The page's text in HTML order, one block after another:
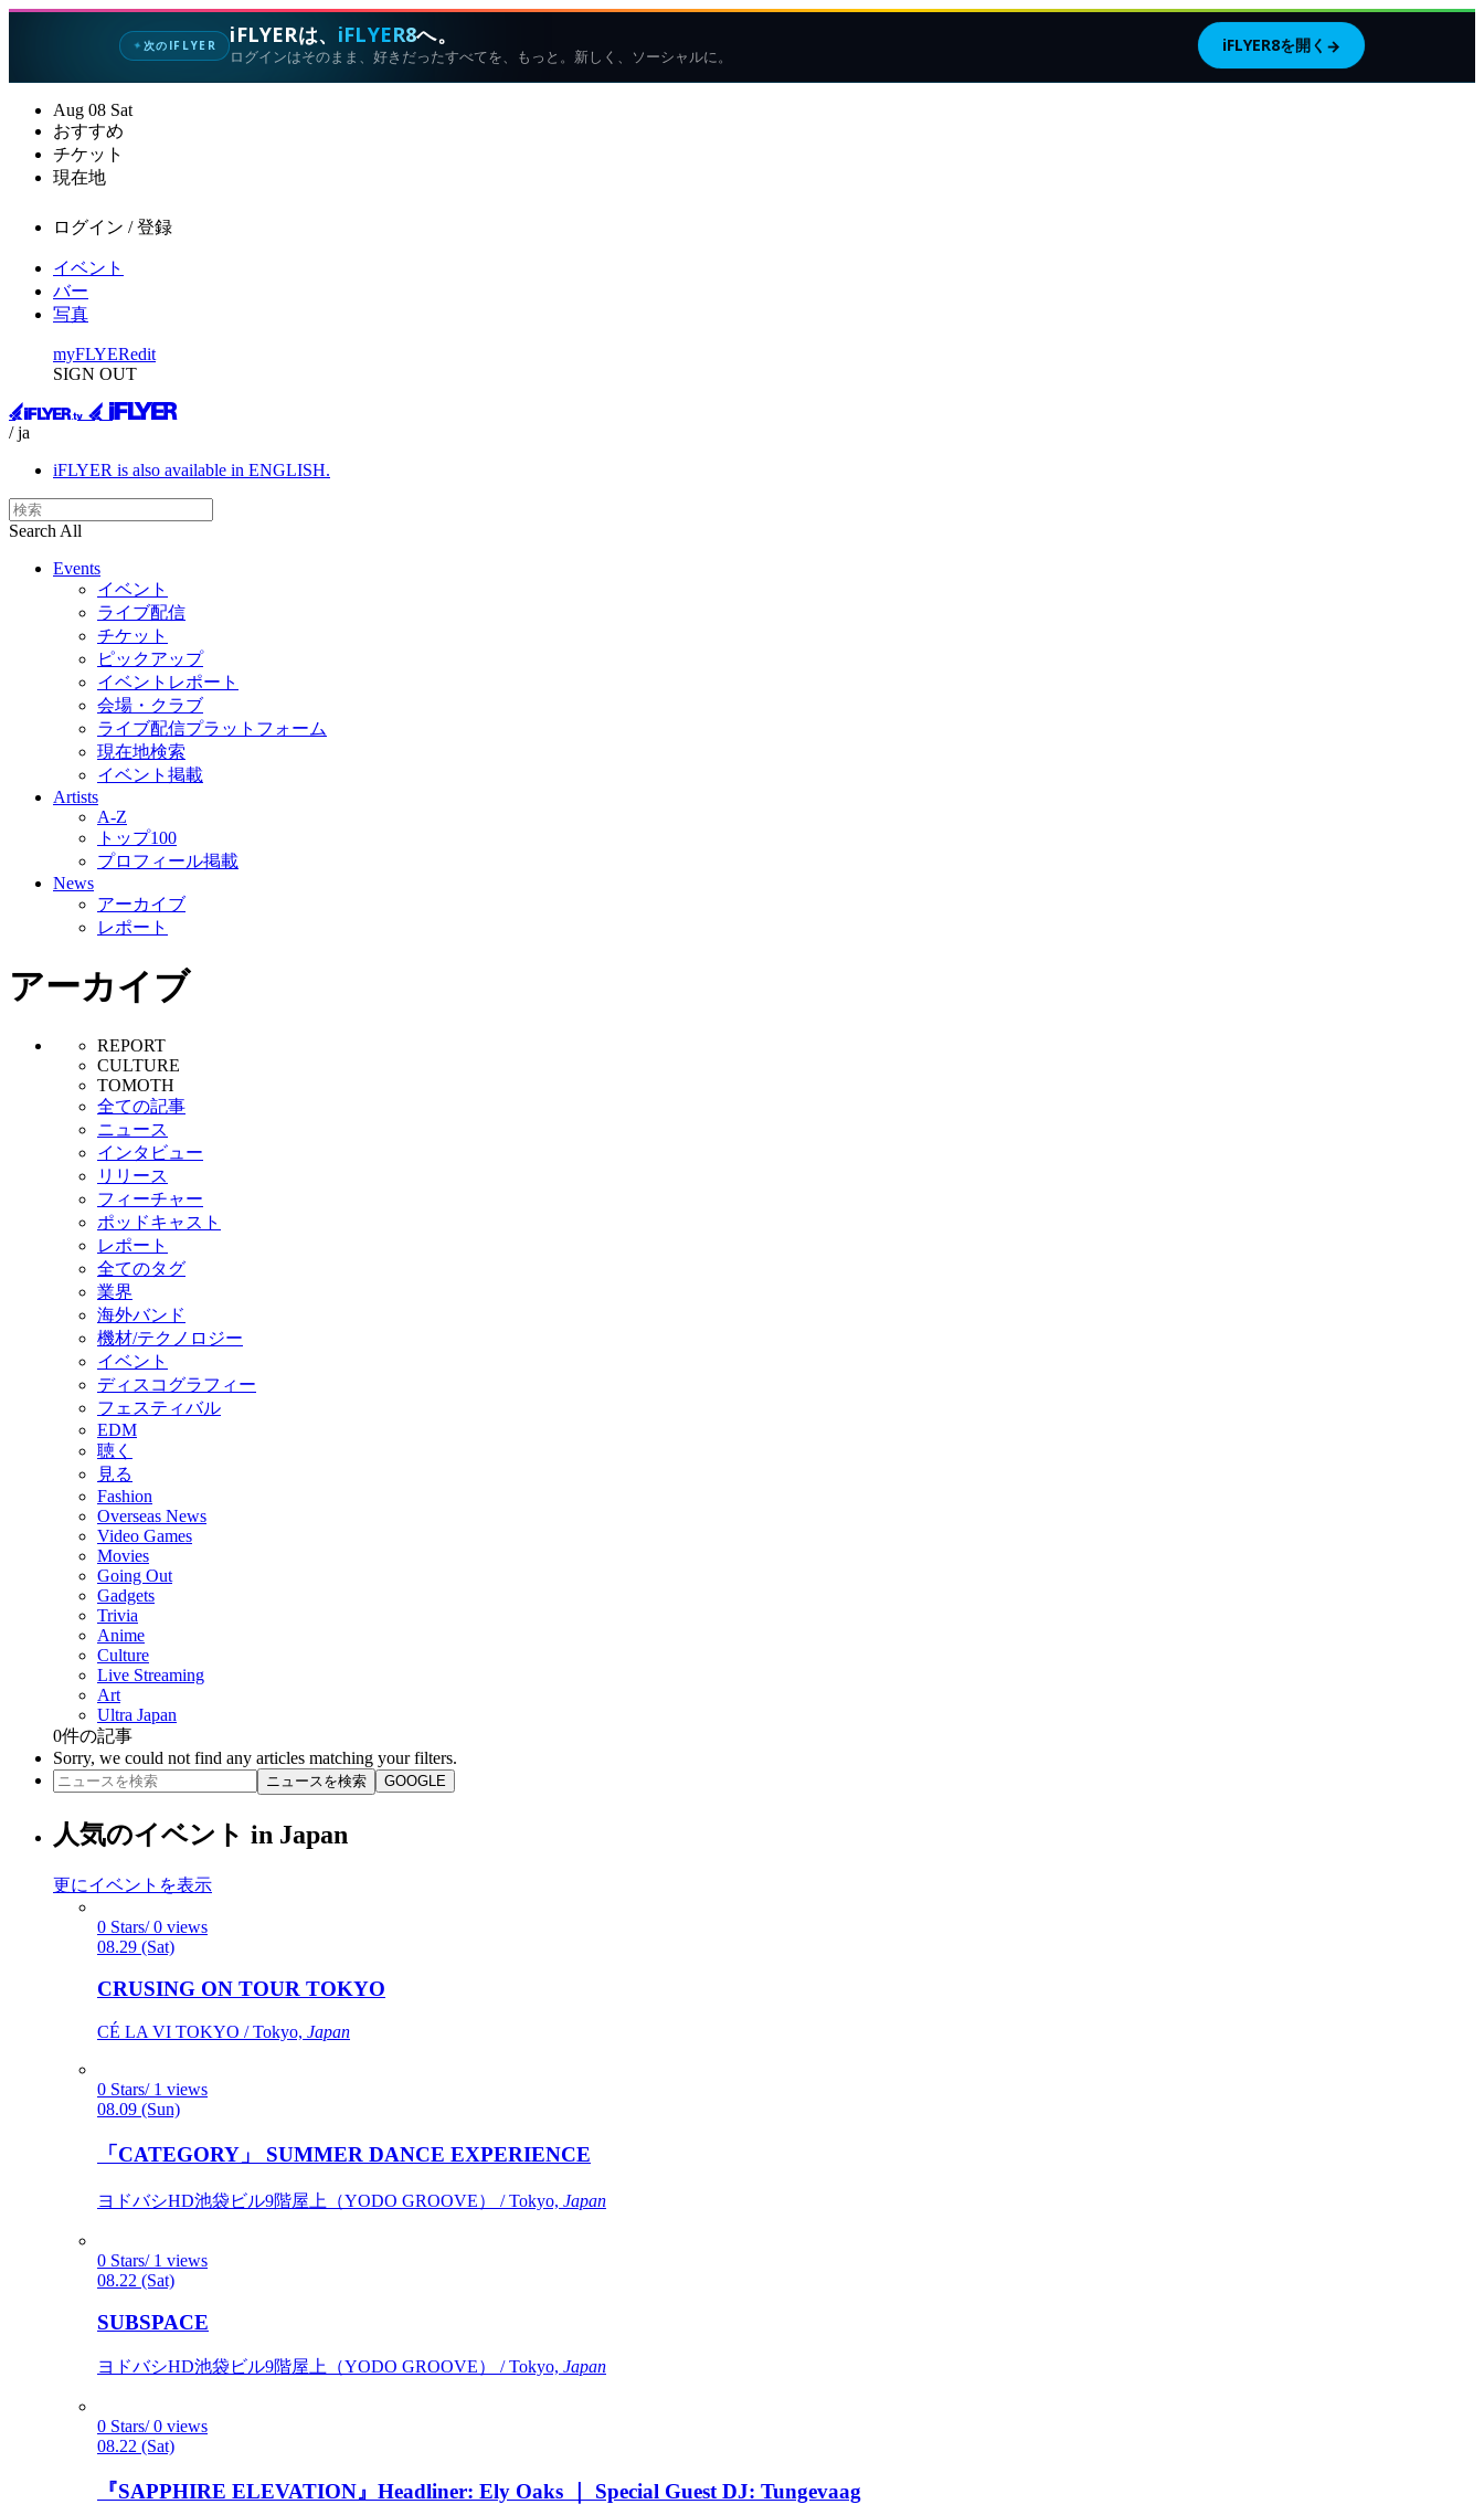
✦次のIFLYER iFLYERは、 iFLYER8へ。
ログインはそのまま、好きだったすべてを、もっと。新しく、ソーシャルに。
iFLYER8を開く →
Aug 08 Sat
おすすめ
チケット
現在地
ログイン / 登録
イベント
バー
写真
myFLYERedit
SIGN OUT
/ ja
iFLYER is also available in ENGLISH.
Search All
Events
イベント
ライブ配信
チケット
ピックアップ
イベントレポート
会場・クラブ
ライブ配信プラットフォーム
現在地検索
イベント掲載
Artists
A-Z
トップ100
プロフィール掲載
News
アーカイブ
レポート
アーカイブ
REPORT
CULTURE
TOMOTH
全ての記事
ニュース
インタビュー
リリース
フィーチャー
ポッドキャスト
レポート
全てのタグ
業界
海外バンド
機材/テクノロジー
イベント
ディスコグラフィー
フェスティバル
EDM
聴く
見る
Fashion
Overseas News
Video Games
Movies
Going Out
Gadgets
Trivia
Anime
Culture
Live Streaming
Art
Ultra Japan
0件の記事
Sorry, we could not find any articles matching your filters.
ニュースを検索 GOOGLE
人気のイベント in Japan
更にイベントを表示
0 Stars/ 0 views
08.29 (Sat)
CRUSING ON TOUR TOKYO
CÉ LA VI TOKYO / Tokyo, Japan
0 Stars/ 1 views
08.09 (Sun)
「CATEGORY」 SUMMER DANCE EXPERIENCE
ヨドバシHD池袋ビル9階屋上（YODO GROOVE） / Tokyo, Japan
0 Stars/ 1 views
08.22 (Sat)
SUBSPACE
ヨドバシHD池袋ビル9階屋上（YODO GROOVE） / Tokyo, Japan
0 Stars/ 0 views
08.22 (Sat)
『SAPPHIRE ELEVATION』Headliner: Ely Oaks ｜ Special Guest DJ: Tungevaag